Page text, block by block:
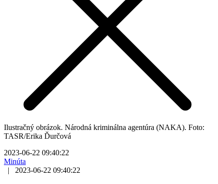
Ilustračný obrázok. Národná kriminálna agentúra (NAKA). Foto:
TASR/Erika Ďurčová
2023-06-22 09:40:22
Minúta
|
2023-06-22 09:40:22